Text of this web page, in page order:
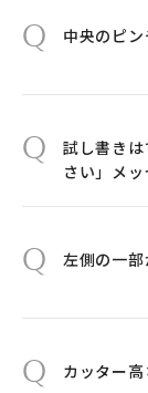
Q 中央のピ
Q
試し書き
さい」メ
Q 左側の一部
Q カッター